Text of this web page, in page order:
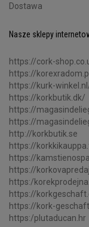
Dostawa
Nasze sklepy
https://cork-
https://
https://kurk-
https://korkbutik.dk/
https://
https://
http://korkbutik.se
https://
https://
https://
https:/
https://
https://kork-
https:/plutaducan.hr